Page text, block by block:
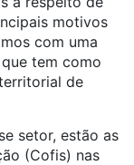
motivos
com uma
tem como
de
setor, estão as
(Cofis) nas